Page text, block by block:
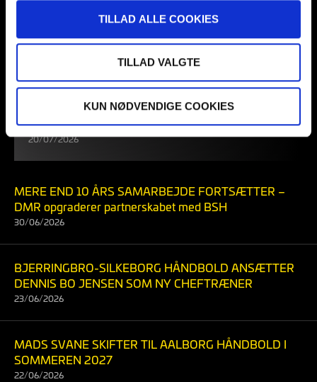
TILLAD ALLE COOKIES
TILLAD VALGTE
KUN NØDVENDIGE COOKIES
ERHVERVSNETVÆRKET I
BJERRINGBRO-SILKEBORG
HÅNDBOLD SKABER RELATIONER –
OG FORRETNING
20/07/2026
MERE END 10 ÅRS SAMARBEJDE FORTSÆTTER –
DMR opgraderer partnerskabet med BSH
30/06/2026
BJERRINGBRO-SILKEBORG HÅNDBOLD ANSÆTTER
DENNIS BO JENSEN SOM NY CHEFTRÆNER
23/06/2026
MADS SVANE SKIFTER TIL AALBORG HÅNDBOLD I
SOMMEREN 2027
22/06/2026